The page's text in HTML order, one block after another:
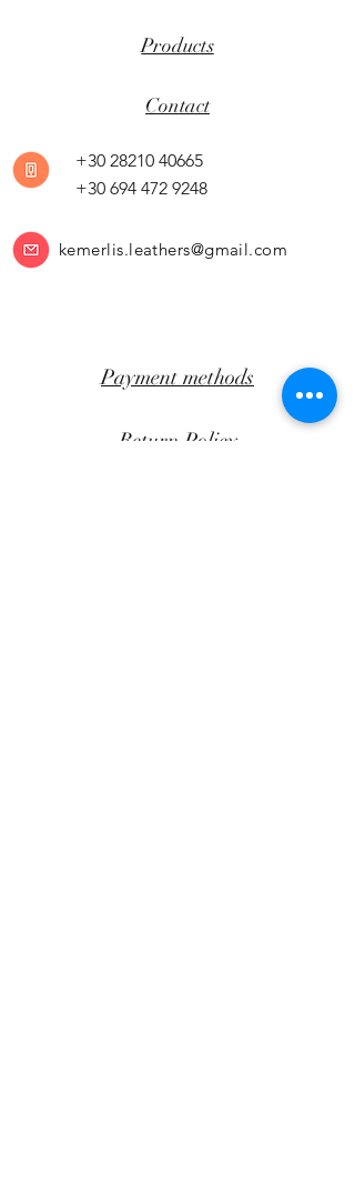
Products
Contact
+30 28210 40665
+30 694 472 9248
kemerlis.leathers@gmail.com
Payment methods
Return Policy